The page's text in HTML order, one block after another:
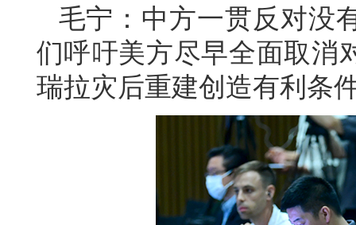
毛宁：中方一贯反对没
们呼吁美方尽早全面取消
瑞拉灾后重建创造有利条